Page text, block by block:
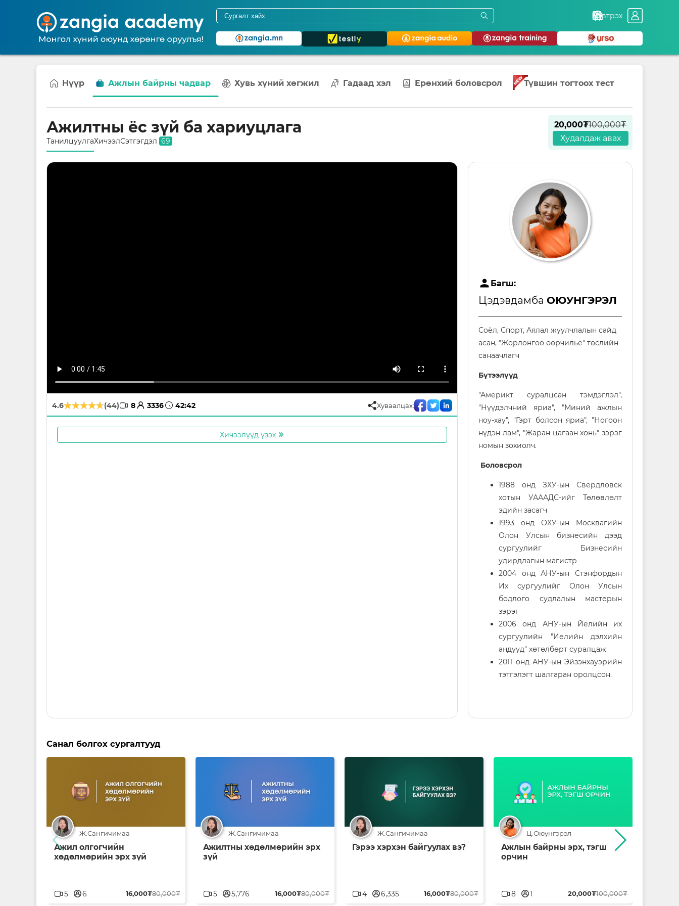
Нэвтрэх
Нүүр Ажлын байрны чадвар Хувь хүний хөгжил Гадаад хэл Ерөнхий боловсрол Түвшин тогтоох тест
Ажилтны ёс зүй ба хариуцлага
ТанилцуулгаХичээлСэтгэгдэл 69
20,000₮100,000₮
Худалдаж авах
4.6 (44) 8avatar 3336time 42:42 Хуваалцах:
Хичээлүүд үзэх go
user Багш:
ЦэдэвдамбаОЮУНГЭРЭЛ
Соёл, Спорт, Аялал жуулчлалын сайд
асан, "Жорлонгоо өөрчилье" төслийн
санаачлагч
Бүтээлүүд
"Америкт суралцсан тэмдэглэл",
"Нүүдэлчний яриа", "Миний ажлын
ноу-хау", "Гэрт болсон яриа", "Ногоон
нүдэн лам", "Жаран цагаан хонь" зэрэг
номын зохиолч.
Боловсрол
1988 онд ЗХУ-ын Свердловск
хотын УАААДС-ийг Төлөвлөлт
эдийн засагч
1993 онд ОХУ-ын Москвагийн
Олон Улсын бизнесийн дээд
сургуулийг Бизнесийн
удирдлагын магистр
2004 онд АНУ-ын Стэнфордын
Их сургуулийг Олон Улсын
бодлого судлалын мастерын
зэрэг
2006 онд АНУ-ын Йелийн их
сургуулийн "Иелийн дэлхийн
андууд" хөтөлбөрт суралцаж
2011 онд АНУ-ын Эйзэнхауэрийн
тэтгэлэгт шалгаран оролцсон.
Санал болгох сургалтууд
Ж.Сангичимаа
Ажил олгогчийн
хөдөлмөрийн эрх зүй
16,000₮80,000₮
5 userblank6
Ж.Сангичимаа
Ажилтны хөдөлмөрийн эрх
зүй
16,000₮80,000₮
5 userblank5,776
Ж.Сангичимаа
Гэрээ хэрхэн байгуулах вэ?
16,000₮80,000₮
4 userblank6,335
Ц.Оюунгэрэл
Ажлын байрны эрх, тэгш
орчин
20,000₮100,000₮
8 userblank1